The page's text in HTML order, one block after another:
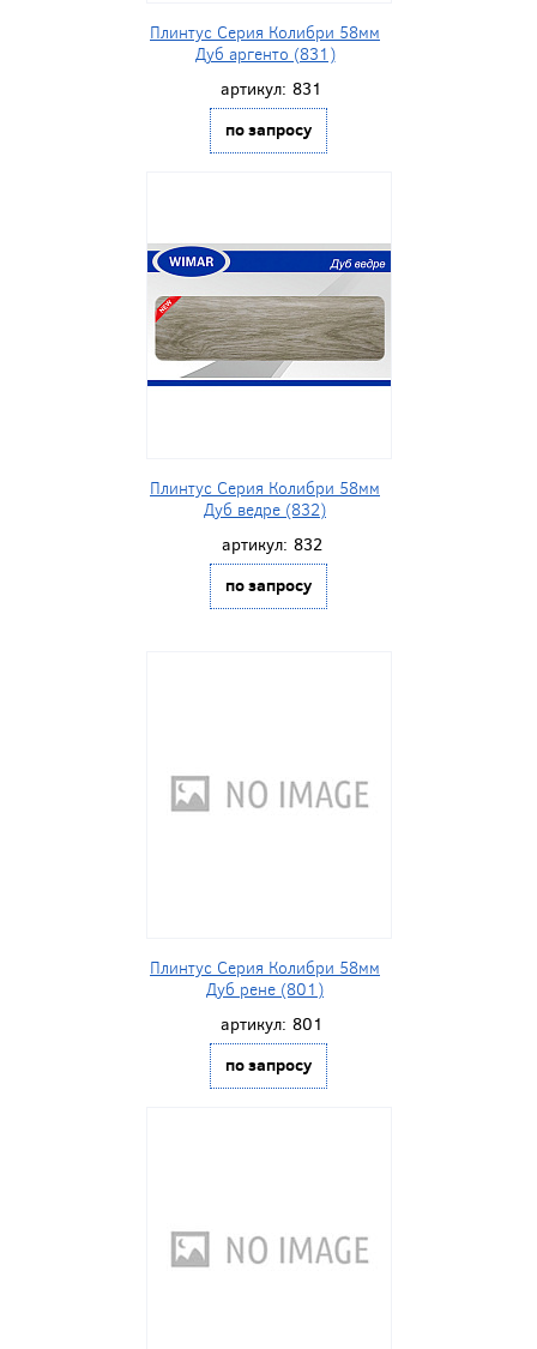
Плинтус Серия Колибри 58мм
Дуб аргенто (831)
артикул: 831
по запросу
Плинтус Серия Колибри 58мм
Дуб ведре (832)
артикул: 832
по запросу
Плинтус Серия Колибри 58мм
Дуб рене (801)
артикул: 801
по запросу